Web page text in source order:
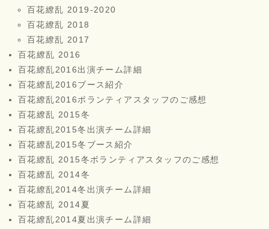
百花繚乱 2019-2020
百花繚乱 2018
百花繚乱 2017
百花繚乱 2016
百花繚乱2016出演チーム詳細
百花繚乱2016ブース紹介
百花繚乱2016ボランティアスタッフのご感想
百花繚乱 2015冬
百花繚乱2015冬出演チーム詳細
百花繚乱2015冬ブース紹介
百花繚乱 2015冬ボランティアスタッフのご感想
百花繚乱 2014冬
百花繚乱2014冬出演チーム詳細
百花繚乱 2014夏
百花繚乱2014夏出演チーム詳細